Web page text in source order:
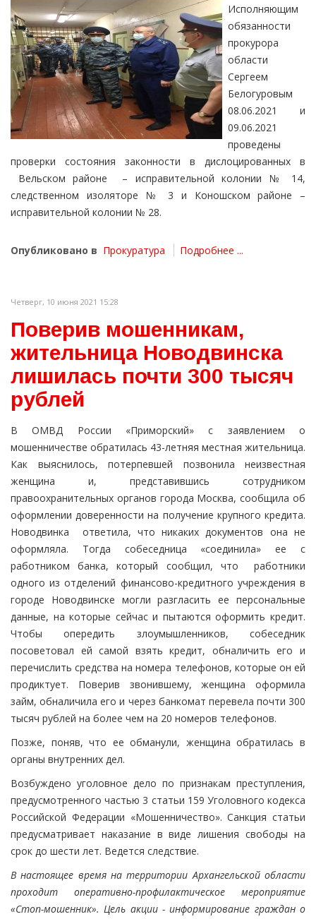
Исполняющим
обязанности
прокурора
области
Сергеем
Белогуровым
08.06.2021 и
09.06.2021
проведены
проверки состояния законности в дислоцированных в
Вельском районе – исправительной колонии № 14,
следственном изоляторе № 3 и Коношском районе –
исправительной колонии № 28.
Опубликовано в Прокуратура Подробнее ...
Четверг, 10 июня 2021 15:28
Поверив мошенникам,
жительница Новодвинска
лишилась почти 300 тысяч
рублей
В ОМВД России «Приморский» с заявлением о
мошенничестве обратилась 43-летняя местная жительница.
Как выяснилось, потерпевшей позвонила неизвестная
женщина и, представившись сотрудником
правоохранительных органов города Москва, сообщила об
оформлении доверенности на получение крупного кредита.
Новодвинка ответила, что никаких документов она не
оформляла. Тогда собеседница «соединила» ее с
работником банка, который сообщил, что работники
одного из отделений финансово-кредитного учреждения в
городе Новодвинске могли разгласить ее персональные
данные, на которые сейчас и пытаются оформить кредит.
Чтобы опередить злоумышленников, собеседник
посоветовал ей самой взять кредит, обналичить его и
перечислить средства на номера телефонов, которые он ей
продиктует. Поверив звонившему, женщина оформила
займ, обналичила его и через банкомат перевела почти 300
тысяч рублей на более чем на 20 номеров телефонов.
Позже, поняв, что ее обманули, женщина обратилась в
органы внутренних дел.
Возбуждено уголовное дело по признакам преступления,
предусмотренного частью 3 статьи 159 Уголовного кодекса
Российской Федерации «Мошенничество». Санкция статьи
предусматривает наказание в виде лишения свободы на
срок до шести лет. Ведется следствие.
В настоящее время на территории Архангельской области
проходит оперативно-профилактическое мероприятие
«Стоп-мошенник». Цель акции - информирование граждан о